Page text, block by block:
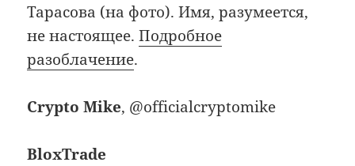
Тарасова (на фото). Имя, разумеется,
не настоящее.Подробное
разоблачение.
Crypto Mike, @officialcryptomike
BloxTrade